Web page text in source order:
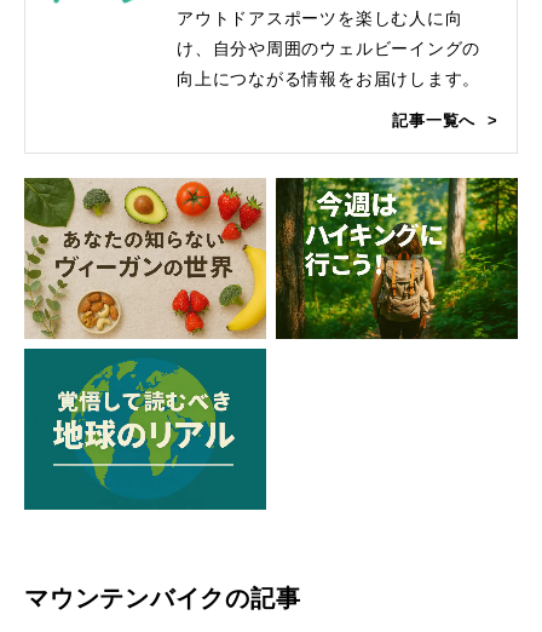
アウトドアスポーツを楽しむ人に向
け、自分や周囲のウェルビーイングの
向上につながる情報をお届けします。
記事一覧へ
マウンテンバイクの記事